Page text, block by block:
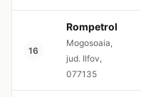
16
Rompetrol
Mogosoaia,
jud. Ilfov,
077135